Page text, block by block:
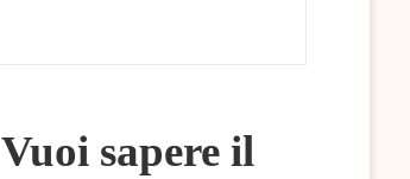
Vuoi sapere il